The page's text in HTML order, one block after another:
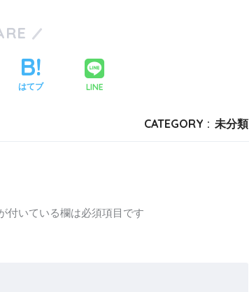
はてブ LINE
CATEGORY : 未分類
付いている欄は必須項目です